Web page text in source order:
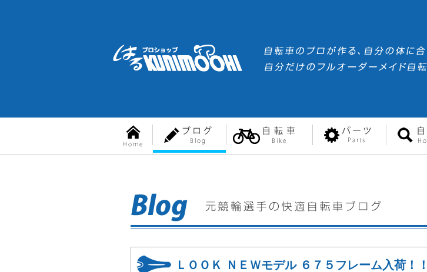
ＬＯＯＫ ＮＥＷモデル ６７５フレーム入荷！！